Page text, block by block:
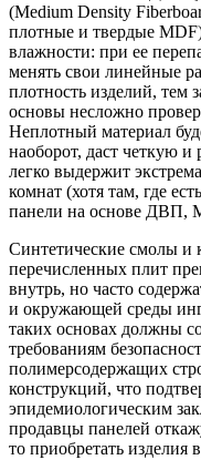
(Medium Density
плотные и твердые
влажности: при ее
менять свои линейные
плотность изделий, тем
основы несложно
Неплотный материал
наоборот, даст четкую
легко выдержит
комнат (хотя там, где
панели на основе ДВП,
Синтетические смолы и
перечисленных плит
внутрь, но часто
и окружающей среды
таких основах должны
требованиям
полимерсодержащих
конструкций, что
эпидемиологическим
продавцы панелей
то приобретать изделия